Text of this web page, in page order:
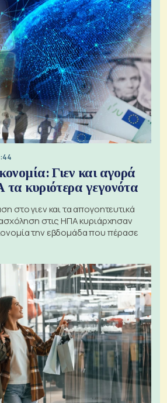
Γιεν και αγορά
κυριότερα γεγονότα
στο γιεν και τα απογοητευτικά
στις ΗΠΑ κυριάρχησαν
την εβδομάδα που πέρασε